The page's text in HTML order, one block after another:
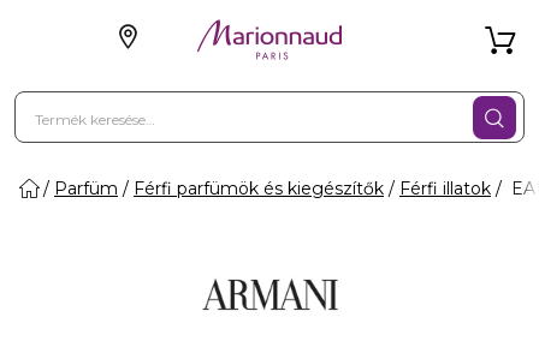
Parfüm Férfi parfümök és kiegészítők Férfi illatok